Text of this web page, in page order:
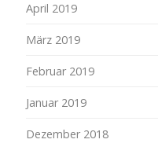
April 2019
März 2019
Februar 2019
Januar 2019
Dezember 2018